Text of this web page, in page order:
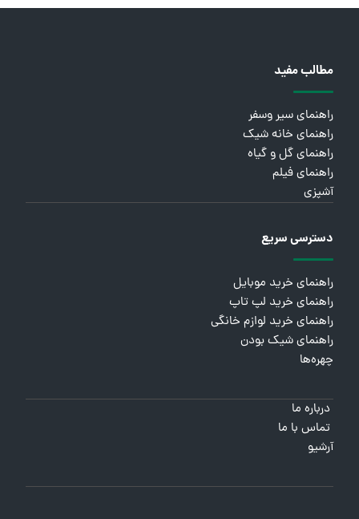
مطالب مفید
راهنمای سیر وسفر
راهنمای خانه شیک
راهنمای گل و گیاه
راهنمای فیلم
آشپزی
دسترسی سریع
راهنمای خرید موبایل
راهنمای خرید لپ تاپ
راهنمای خرید لوازم خانگی
راهنمای شیک بودن
چهره‌ها
درباره ما
تماس با ما
آرشیو